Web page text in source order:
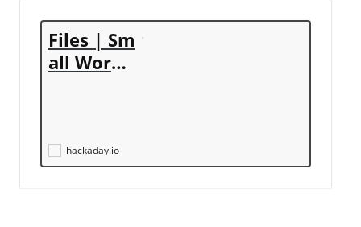
Files | Sm
all Word
hackaday.io